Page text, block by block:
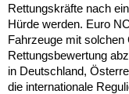
Rettungskräfte nach
Hürde werden. Euro
Fahrzeuge mit
Rettungsbewertung
in Deutschland,
die internationale